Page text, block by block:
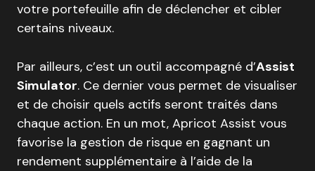
votre portefeuille afin de déclencher et cibler
certains niveaux.
Par ailleurs, c’est un outil accompagné d’Assist
Simulator. Ce dernier vous permet de visualiser
et de choisir quels actifs seront traités dans
chaque action. En un mot, Apricot Assist vous
favorise la gestion de risque en gagnant un
rendement supplémentaire à l’aide de la